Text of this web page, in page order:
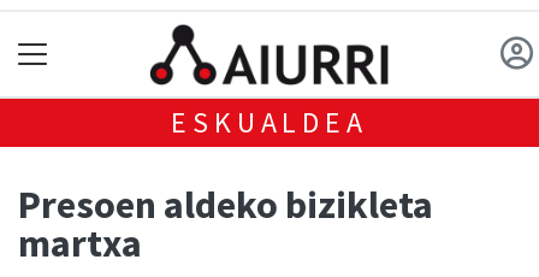
ESKUALDEA
Presoen aldeko bizikleta
martxa